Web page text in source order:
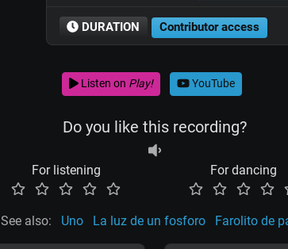
DURATION Contributor access
Listen on Play! YouTube
Do you like this recording?
For listening For dancing
See also: Uno La luz de un fosforo Farolito de